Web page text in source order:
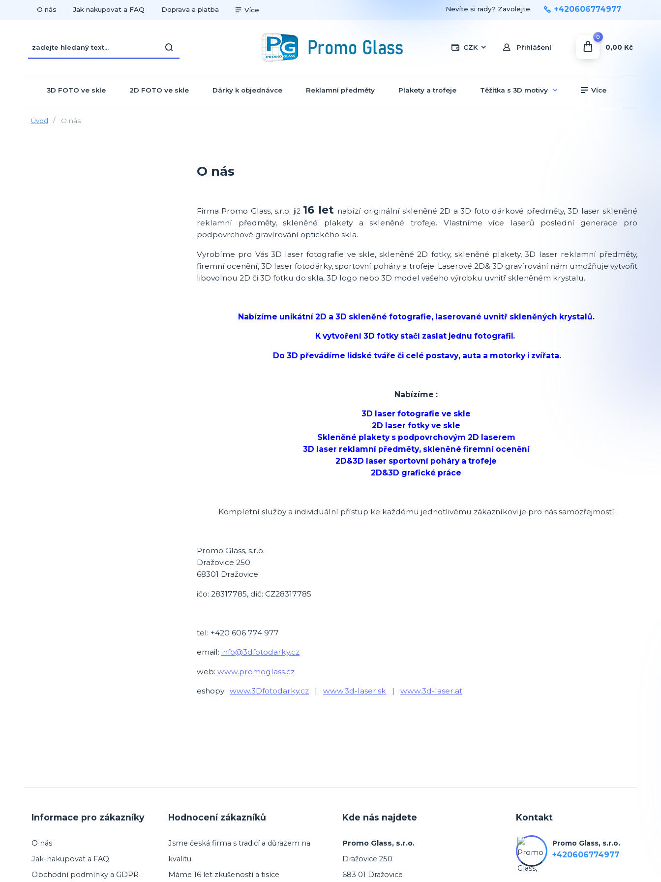
O nás Jak nakupovat a FAQ Doprava a platba Více
CZK Přihlášení
Nevíte si rady? Zavolejte. +420606774977
0
0,00 Kč
3D FOTO ve skle 2D FOTO ve skle Dárky k objednávce Reklamní předměty Plakety a trofeje Těžítka s 3D motivy Více
Úvod O nás
O nás
Firma Promo Glass, s.r.o. již 16 let nabízí originální skleněné 2D a 3D foto dárkové předměty, 3D laser skleněné
reklamní předměty, skleněné plakety a skleněné trofeje. Vlastníme více laserů poslední generace pro
podpovrchové gravírování optického skla.
Vyrobíme pro Vás 3D laser fotografie ve skle, skleněné 2D fotky, skleněné plakety, 3D laser reklamní předměty,
firemní ocenění, 3D laser fotodárky, sportovní poháry a trofeje. Laserové 2D& 3D gravírování nám umožňuje vytvořit
libovolnou 2D či 3D fotku do skla, 3D logo nebo 3D model vašeho výrobku uvnitř skleněném krystalu.
Nabízíme unikátní 2D a 3D skleněné fotografie, laserované uvnitř skleněných krystalů.
K vytvoření 3D fotky stačí zaslat jednu fotografii.
Do 3D převádíme lidské tváře či celé postavy, auta a motorky i zvířata.
Nabízíme :
3D laser fotografie ve skle
2D laser fotky ve skle
Skleněné plakety s podpovrchovým 2D laserem
3D laser reklamní předměty, skleněné firemní ocenění
2D&3D laser sportovní poháry a trofeje
2D&3D grafické práce
Kompletní služby a individuální přístup ke každému jednotlivému zákazníkovi je pro nás samozřejmostí.
Promo Glass, s.r.o.
Dražovice 250
68301 Dražovice
ičo: 28317785, dič: CZ28317785
tel: +420 606 774 977
email: info@3dfotodarky.cz
web: www.promoglass.cz
eshopy: www.3Dfotodarky.cz | www.3d-laser.sk | www.3d-laser.at
Informace pro zákazníky
O nás
Jak-nakupovat a FAQ
Obchodní podmínky a GDPR
Hodnocení zákazníků
Jsme česká firma s tradicí a důrazem na
kvalitu.
Máme 16 let zkušeností a tisíce
Kde nás najdete
Promo Glass, s.r.o.
Dražovice 250
683 01 Dražovice
Kontakt
Promo Glass, s.r.o.
+420606774977